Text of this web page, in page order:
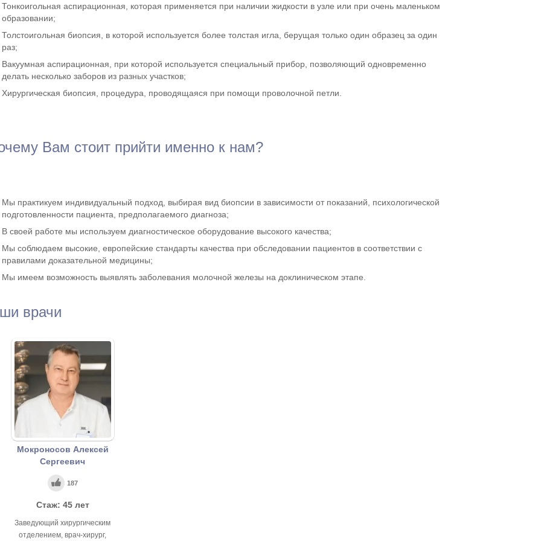
Тонкоигольная аспирационная, которая применяется при наличии жидкости в узле или при очень маленьком
образовании;
Толстоигольная биопсия, в которой используется более толстая игла, берущая только один образец за один
раз;
Вакуумная аспирационная, при которой используется специальный прибор, позволяющий одновременно
делать несколько заборов из разных участков;
Хирургическая биопсия, процедура, проводящаяся при помощи проволочной петли.
Вам стоит прийти именно к нам?
Мы практикуем индивидуальный подход, выбирая вид биопсии в зависимости от показаний, психологической
подготовленности пациента, предполагаемого диагноза;
В своей работе мы используем диагностическое оборудование высокого качества;
Мы соблюдаем высокие, европейские стандарты качества при обследовании пациентов в соответствии с
правилами доказательной медицины;
Мы имеем возможность выявлять заболевания молочной железы на доклиническом этапе.
врачи
Мокроносов Алексей
Сергеевич
187
Стаж: 45 лет
Заведующий хирургическим
отделением, врач-хирург,